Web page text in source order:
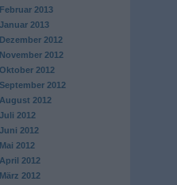
Februar 2013
Januar 2013
Dezember 2012
November 2012
Oktober 2012
September 2012
August 2012
Juli 2012
Juni 2012
Mai 2012
April 2012
März 2012